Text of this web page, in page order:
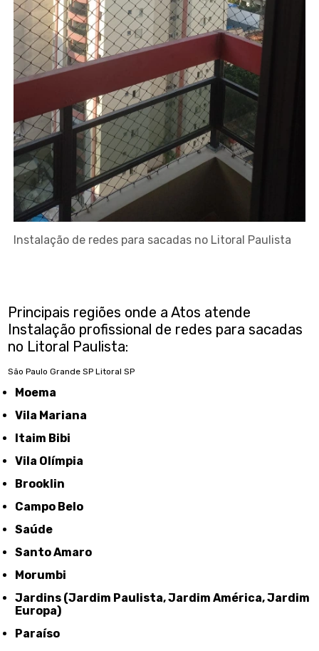
Instalação de redes para sacadas no Litoral Paulista
Principais regiões onde a Atos atende
Instalação profissional de redes para sacadas
no Litoral Paulista:
São Paulo Grande SP Litoral SP
Moema
Vila Mariana
Itaim Bibi
Vila Olímpia
Brooklin
Campo Belo
Saúde
Santo Amaro
Morumbi
Jardins (Jardim Paulista, Jardim América, Jardim
Europa)
Paraíso